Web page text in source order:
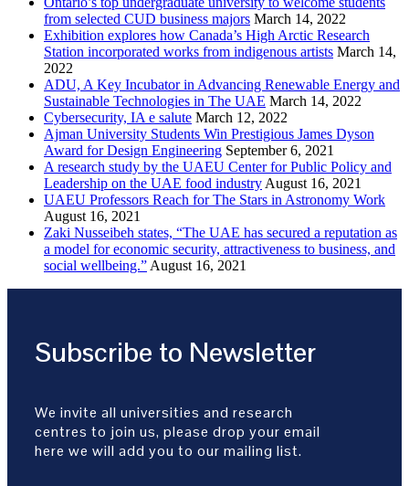
from selected CUD business majors March 14, 2022
Exhibition explores how Canada’s High Arctic Research
Station incorporated works from indigenous artists March 14,
2022
ADU, A Key Incubator in Advancing Renewable Energy and
Sustainable Technologies in The UAE March 14, 2022
Cybersecurity, IA e salute March 12, 2022
Ajman University Students Win Prestigious James Dyson
Award for Design Engineering September 6, 2021
A research study by the UAEU Center for Public ‎Policy and
Leadership on the UAE food industry August 16, 2021
UAEU Professors Reach for The Stars in Astronomy Work
August 16, 2021
Zaki Nusseibeh states, “The UAE has secured a reputation as
a model for economic security, attractiveness to business, and
social wellbeing.” August 16, 2021
Subscribe to Newsletter
We invite all universities and research
centres to join us, please drop your email
here we will add you to our mailing list.